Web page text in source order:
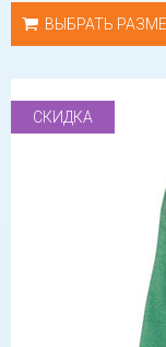
ВЫБРАТЬ
СКИДКА